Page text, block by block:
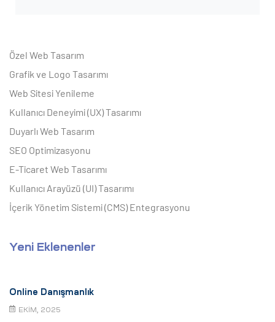
Özel Web Tasarım
Grafik ve Logo Tasarımı
Web Sitesi Yenileme
Kullanıcı Deneyimi (UX) Tasarımı
Duyarlı Web Tasarım
SEO Optimizasyonu
E-Ticaret Web Tasarımı
Kullanıcı Arayüzü (UI) Tasarımı
İçerik Yönetim Sistemi (CMS) Entegrasyonu
Yeni Eklenenler
Online Danışmanlık
EKIM, 2025